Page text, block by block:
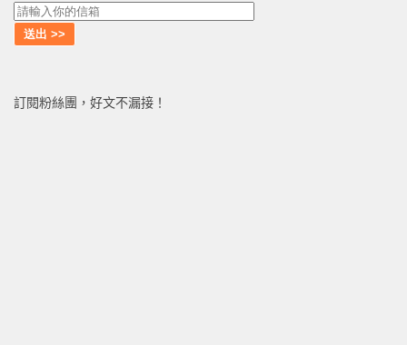
訂閱粉絲團，好文不漏接！